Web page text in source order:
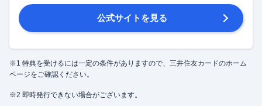
公式サイトを見る
※1 特典を受けるには一定の条件がありますので、三井住友カードのホーム
ページをご確認ください。
※2 即時発行できない場合がございます。